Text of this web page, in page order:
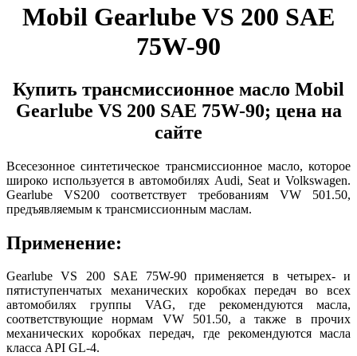
Mobil Gearlube VS 200 SAE
75W-90
Купить трансмиссионное масло Mobil
Gearlube VS 200 SAE 75W-90; цена на
сайте
Всесезонное синтетическое трансмиссионное масло, которое
широко используется в автомобилях Audi, Seat и Volkswagen.
Gearlube VS200 соответствует требованиям VW 501.50,
предъявляемым к трансмиссионным маслам.
Применение:
Gearlube VS 200 SAE 75W-90 применяется в четырех- и
пятиступенчатых механических коробках передач во всех
автомобилях группы VAG, где рекомендуются масла,
соответствующие нормам VW 501.50, а также в прочих
механических коробках передач, где рекомендуются масла
класса API GL-4.